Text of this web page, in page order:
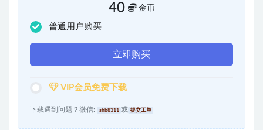
40 金币
普通用户购买
立即购买
VIP会员免费下载
下载遇到问题？微信: shb8311 或 提交工单